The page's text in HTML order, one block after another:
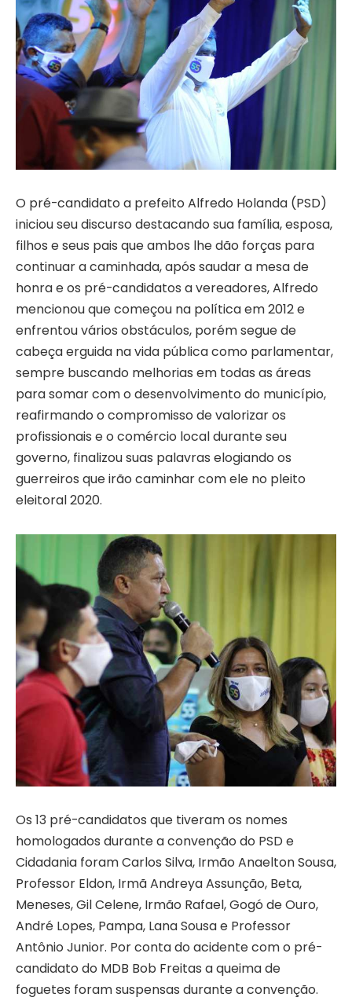
O pré-candidato a prefeito Alfredo Holanda (PSD)
iniciou seu discurso destacando sua família, esposa,
filhos e seus pais que ambos lhe dão forças para
continuar a caminhada, após saudar a mesa de
honra e os pré-candidatos a vereadores, Alfredo
mencionou que começou na política em 2012 e
enfrentou vários obstáculos, porém segue de
cabeça erguida na vida pública como parlamentar,
sempre buscando melhorias em todas as áreas
para somar com o desenvolvimento do município,
reafirmando o compromisso de valorizar os
profissionais e o comércio local durante seu
governo, finalizou suas palavras elogiando os
guerreiros que irão caminhar com ele no pleito
eleitoral 2020.
Os 13 pré-candidatos que tiveram os nomes
homologados durante a convenção do PSD e
Cidadania foram Carlos Silva, Irmão Anaelton Sousa,
Professor Eldon, Irmã Andreya Assunção, Beta,
Meneses, Gil Celene, Irmão Rafael, Gogó de Ouro,
André Lopes, Pampa, Lana Sousa e Professor
Antônio Junior. Por conta do acidente com o pré-
candidato do MDB Bob Freitas a queima de
foguetes foram suspensas durante a convenção.